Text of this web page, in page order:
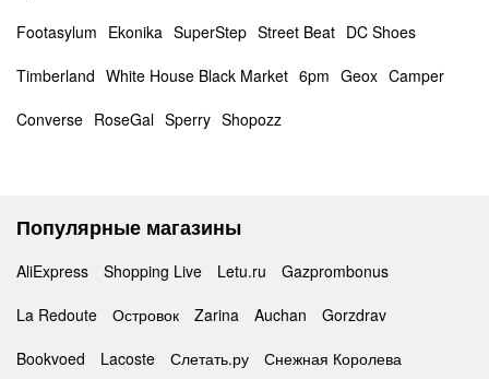
Footasylum Ekonika SuperStep Street Beat DC Shoes
Timberland White House Black Market 6pm Geox Camper
Converse RoseGal Sperry Shopozz
Популярные магазины
AliExpress Shopping Live Letu.ru
Gazprombonus
La Redoute
Островок Zarina Auchan
Gorzdrav
Bookvoed
Lacoste Слетать.ру Снежная Королева